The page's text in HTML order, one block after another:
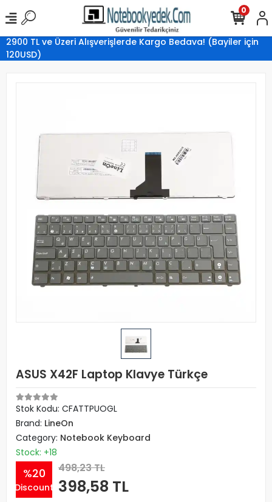
2900 TL ve Üzeri Alışverişlerde Kargo Bedava! (Bayiler için
120USD)
0
ASUS X42F Laptop Klavye Türkçe
Stok Kodu: CFATTPUOGL
Brand: LineOn
Category: Notebook Keyboard
Stock: +18
%20
Discount
498,23 TL
398,58 TL